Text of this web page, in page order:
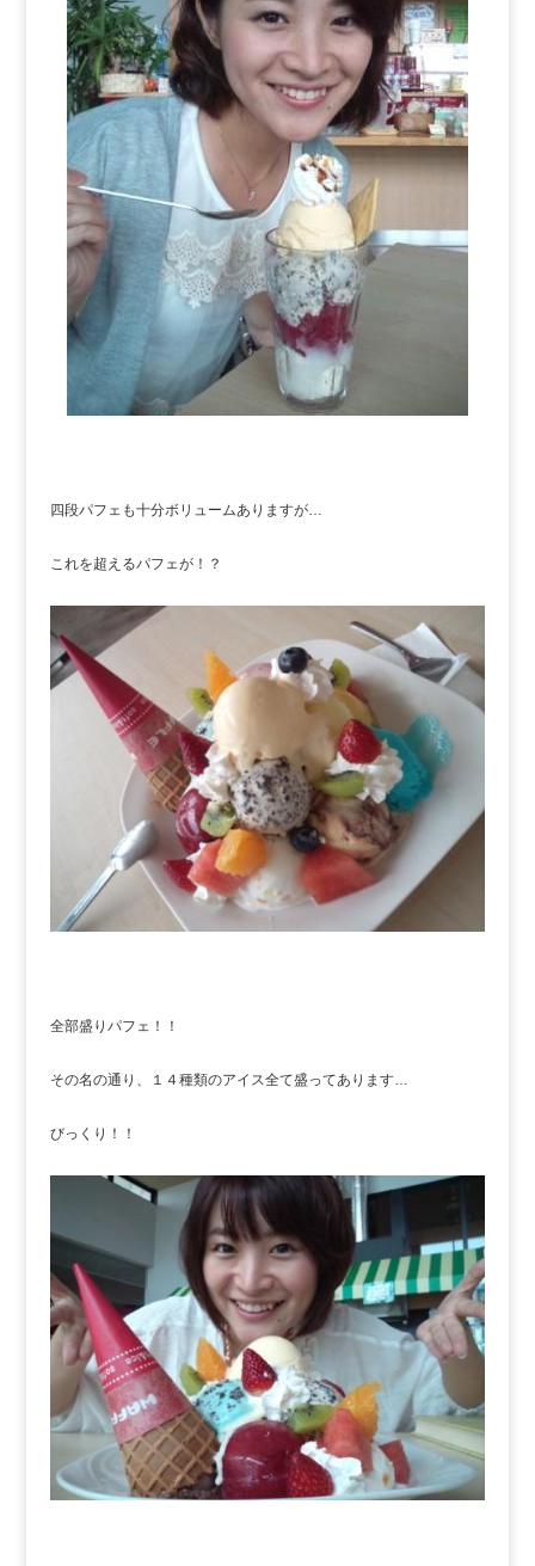
四段パフェも十分ボリュームありますが…
これを超えるパフェが！？
全部盛りパフェ！！
その名の通り、１４種類のアイス全て盛ってあります…
びっくり！！